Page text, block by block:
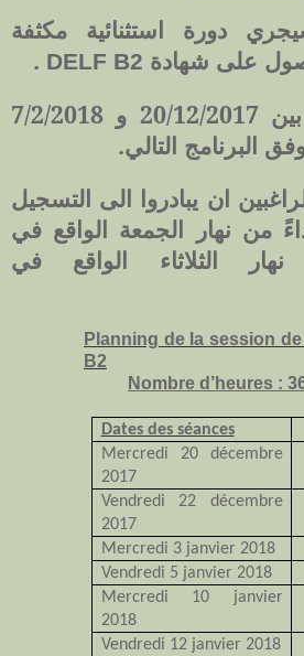
دورة استثنائية مكثفة
على شهادة DELF B2
.
2018
البرنامج التالي.
ان يبادروا الى التسجيل
من نهار الجمعة الواقع في
حتى نهار الثلاثاء الواقع في
Planning de la session
B2
Nombre d’heures :
Dates des séances
Mercredi 20 décembre
2017
Vendredi 22 décembre
2017
Mercredi 3 janvier 2018
Vendredi 5 janvier 2018
Mercredi 10 janvier
2018
Vendredi 12 janvier 2018